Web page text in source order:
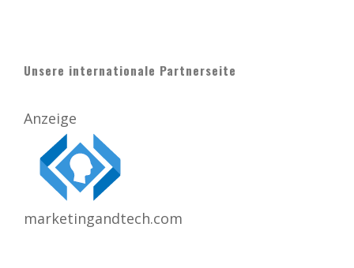
Unsere internationale Partnerseite
Anzeige
marketingandtech.com